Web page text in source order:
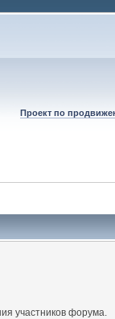
Проект по
участников форума.